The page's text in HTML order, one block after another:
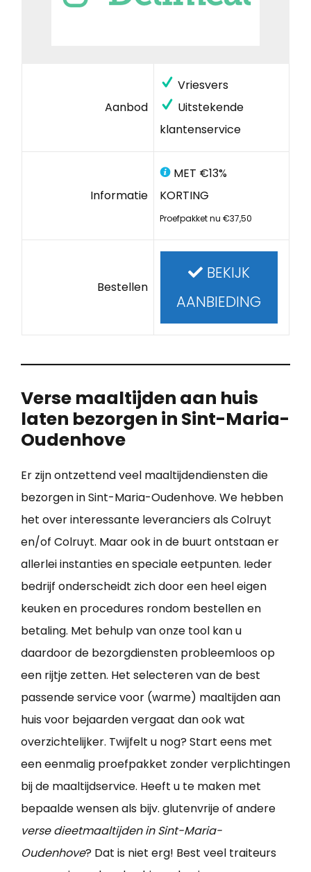
Aanbod
Vriesvers
Uitstekende
klantenservice
Informatie
MET €13%
KORTING
Proefpakket nu €37,50
Bestellen
BEKIJK
AANBIEDING
Verse maaltijden aan huis
laten bezorgen in Sint-Maria-
Oudenhove
Er zijn ontzettend veel maaltijdendiensten die
bezorgen in Sint-Maria-Oudenhove. We hebben
het over interessante leveranciers als Colruyt
en/of Colruyt. Maar ook in de buurt ontstaan er
allerlei instanties en speciale eetpunten. Ieder
bedrijf onderscheidt zich door een heel eigen
keuken en procedures rondom bestellen en
betaling. Met behulp van onze tool kan u
daardoor de bezorgdiensten probleemloos op
een rijtje zetten. Het selecteren van de best
passende service voor (warme) maaltijden aan
huis voor bejaarden vergaat dan ook wat
overzichtelijker. Twijfelt u nog? Start eens met
een eenmalig proefpakket zonder verplichtingen
bij de maaltijdservice. Heeft u te maken met
bepaalde wensen als bijv. glutenvrije of andere
verse dieetmaaltijden in Sint-Maria-
Oudenhove? Dat is niet erg! Best veel traiteurs